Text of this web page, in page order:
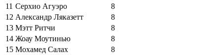
11 Серхио Агуэро
8
12 Александр Ляказетт
8
13 Мэтт Ритчи
8
14 Жоау Моутинью
8
15 Мохамед Салах 8